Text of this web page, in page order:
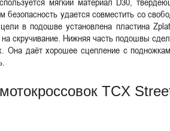
безопасность удается совместить со
в подошве установлена пластина
скручивание. Нижняя часть подошвы
Она даёт хорошее сцепление с
TCX